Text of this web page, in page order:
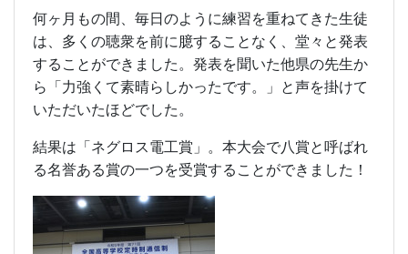
何ヶ月もの間、毎日のように練習を重ねてきた生徒
は、多くの聴衆を前に臆することなく、堂々と発表
することができました。発表を聞いた他県の先生か
ら「力強くて素晴らしかったです。」と声を掛けて
いただいたほどでした。
結果は「ネグロス電工賞」。本大会で八賞と呼ばれ
る名誉ある賞の一つを受賞することができました！